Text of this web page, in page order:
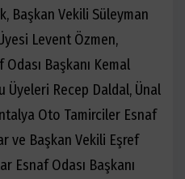
Başkan Vekili Süleyman
Levent Özmen,
Başkanı Kemal
Üyeleri Recep Daldal, Ünal
Oto Tamirciler Esnaf
ve Başkan Vekili Eşref
Esnaf Odası Başkanı